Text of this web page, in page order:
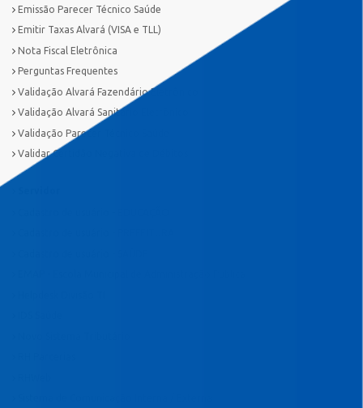
Emissão Parecer Técnico Saúde
Emitir Taxas Alvará (VISA e TLL)
Nota Fiscal Eletrônica
Perguntas Frequentes
Validação Alvará Fazendário Eletrônico
Validação Alvará Sanitário Eletrônico
Validação Parecer Técnico Saúde
Validar Certidão Negativa de Débitos